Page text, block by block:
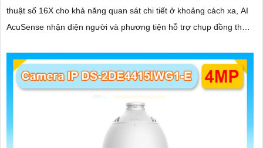
thuật số 16X cho khả năng quan sát chi tiết ở khoảng cách xa, AI
AcuSense nhận diện người và phương tiện hỗ trợ chụp đồng thời